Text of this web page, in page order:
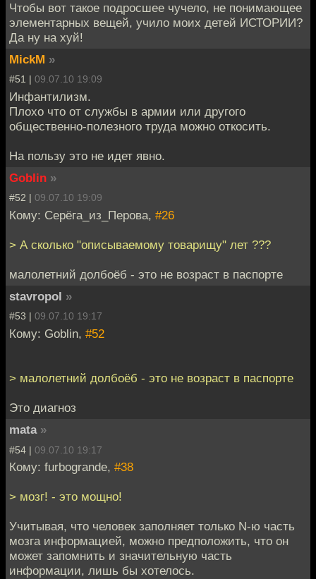
Чтобы вот такое подросшее чучело, не понимающее
элементарных вещей, учило моих детей ИСТОРИИ?
Да ну на хуй!
MickM »
#51 | 09.07.10 19:09
Инфантилизм.
Плохо что от службы в армии или другого
общественно-полезного труда можно откосить.
На пользу это не идет явно.
Goblin »
#52 | 09.07.10 19:09
Кому: Серёга_из_Перова, #26
> А сколько "описываемому товарищу" лет ???
малолетний долбоёб - это не возраст в паспорте
stavropol »
#53 | 09.07.10 19:17
Кому: Goblin, #52
> малолетний долбоёб - это не возраст в паспорте
Это диагноз
mata »
#54 | 09.07.10 19:17
Кому: furbogrande, #38
> мозг! - это мощно!
Учитывая, что человек заполняет только N-ю часть
мозга информацией, можно предположить, что он
может запомнить и значительную часть
информации, лишь бы хотелось.